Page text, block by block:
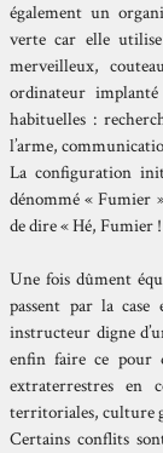
également un
verte car elle
merveilleux,
ordinateur
habituelles :
l’arme,
La configuration
dénommé « Fumier
de dire « Hé, Fumier
Une fois dûment
passent par la case
instructeur digne
enfin faire ce pour
extraterrestres en
territoriales, culture
Certains conflits